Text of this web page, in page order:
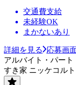
交通費支給
未経験OK
まかないあり
詳細を見る
応募画
アルバイト・パート
すき家 ニッケコル